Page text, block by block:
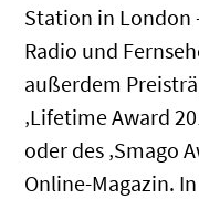
Station in London
Radio und
außerdem
‚Lifetime Award
oder des ‚Smago
Online-Magazin.